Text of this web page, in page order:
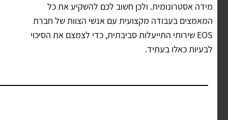
מידה אסטרונומית. ולכן חשוב לכם להשקיע את כל
המאמצים בעבודה מקצועית עם אנשי הצוות של חברת
EOS שירותי התייעלות סביבתית, כדי לצמצם את הסיכוי
לבעיות כאלו בעתיד.